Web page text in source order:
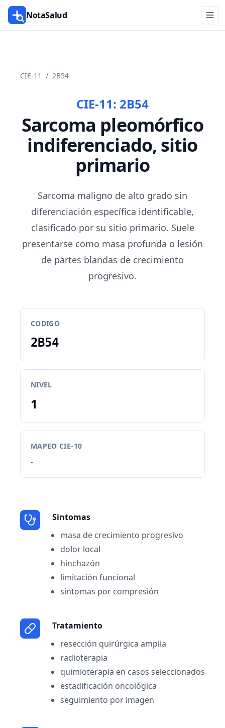
NotaSalud
CIE-11 / 2B54
CIE-11: 2B54
Sarcoma pleomórfico
indiferenciado, sitio
primario
Sarcoma maligno de alto grado sin
diferenciación específica identificable,
clasificado por su sitio primario. Suele
presentarse como masa profunda o lesión
de partes blandas de crecimiento
progresivo.
CODIGO
2B54
NIVEL
1
MAPEO CIE-10
-
Sintomas
masa de crecimiento progresivo
dolor local
hinchazón
limitación funcional
síntomas por compresión
Tratamiento
resección quirúrgica amplia
radioterapia
quimioterapia en casos seleccionados
estadificación oncológica
seguimiento por imagen